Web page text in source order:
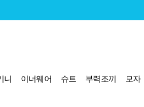
니 이너웨어 슈트 부력조끼 모자